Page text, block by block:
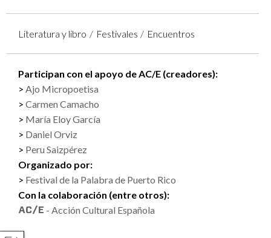
Literatura y libro Festivales Encuentros
Participan con el apoyo de AC/E (creadores):
Ajo Micropoetisa
Carmen Camacho
María Eloy García
Daniel Orviz
Peru Saizpérez
Organizado por:
Festival de la Palabra de Puerto Rico
Con la colaboración (entre otros):
- Acción Cultural Española